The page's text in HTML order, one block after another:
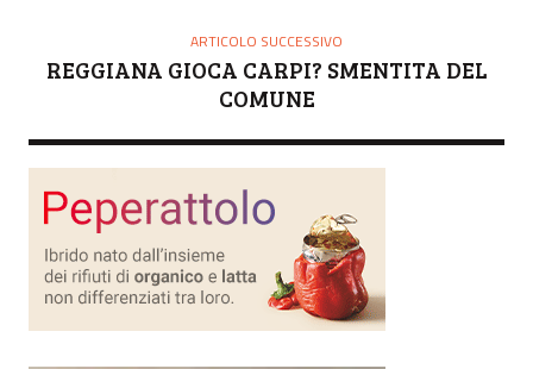
ARTICOLO SUCCESSIVO
REGGIANA GIOCA CARPI? SMENTITA DEL
COMUNE